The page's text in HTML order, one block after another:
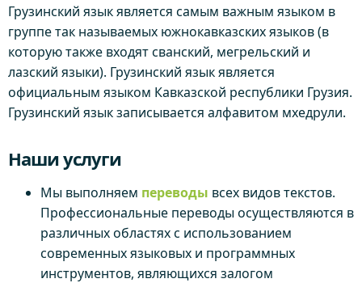
Грузинский язык является самым важным языком в
группе так называемых южнокавказских языков (в
которую также входят сванский, мегрельский и
лазский языки). Грузинский язык является
официальным языком Кавказской республики Грузия.
Грузинский язык записывается алфавитом мхедрули.
Наши услуги
Мы выполняем переводы всех видов текстов.
Профессиональные переводы осуществляются в
различных областях с использованием
современных языковых и программных
инструментов, являющихся залогом